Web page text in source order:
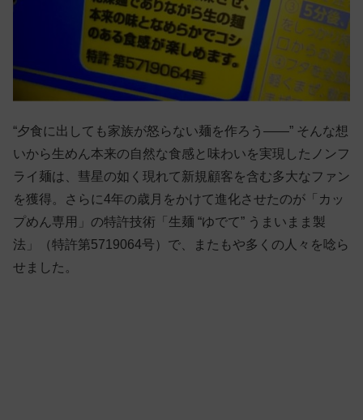
“夕食に出しても家族が怒らない麺を作ろう——” そんな想
いから生めん本来の自然な食感と味わいを実現したノンフ
ライ麺は、彗星の如く現れて新規顧客を含む多大なファン
を獲得。さらに4年の歳月をかけて進化させたのが「カッ
プめん専用」の特許技術「生麺 “ゆでて” うまいまま製
法」（特許第5719064号）で、またもや多くの人々を唸ら
せました。